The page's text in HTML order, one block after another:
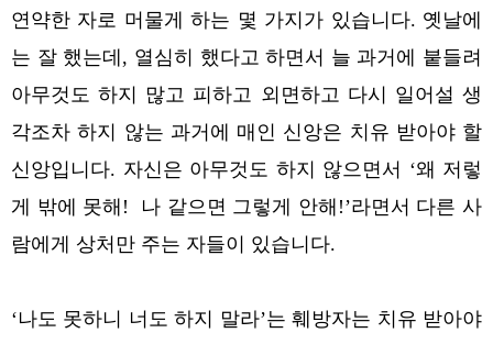
연약한 자로 머물게 하는 몇 가지가 있습니다. 옛날에
는 잘 했는데, 열심히 했다고 하면서 늘 과거에 붙들려
아무것도 하지 많고 피하고 외면하고 다시 일어설 생
각조차 하지 않는 과거에 매인 신앙은 치유 받아야 할
신앙입니다. 자신은 아무것도 하지 않으면서 ‘왜 저렇
게 밖에 못해! 나 같으면 그렇게 안해!’라면서 다른 사
람에게 상처만 주는 자들이 있습니다.
‘나도 못하니 너도 하지 말라’는 훼방자는 치유 받아야